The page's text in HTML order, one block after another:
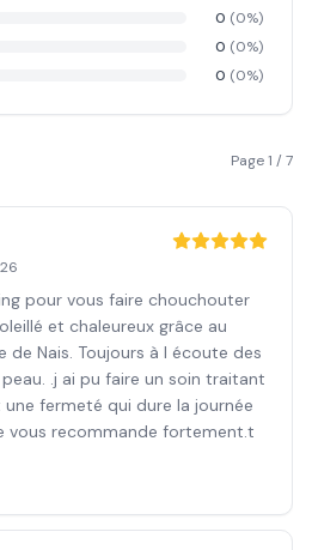
0 (0%)
0 (0%)
0 (0%)
Page1 /7
pour vous faire chouchouter
et chaleureux grâce au
de Nais. Toujours à l écoute des
.j ai pu faire un soin traitant
fermeté qui dure la journée
vous recommande fortement.t